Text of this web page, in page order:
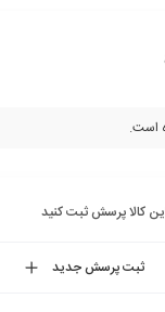
است.
کالا پرسش ثبت کنید
ثبت پرسش جدید